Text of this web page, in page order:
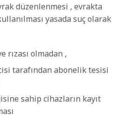
düzenlenmesi , evrakta
yasada suç olarak
rızası olmadan ,
tarafından abonelik tesisi
sahip cihazların kayıt